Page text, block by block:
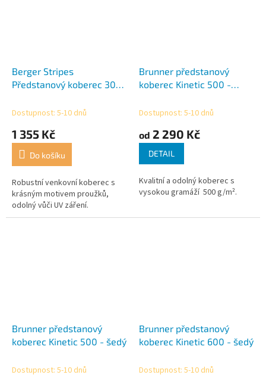
Berger Stripes
Předstanový koberec 300
Dostupnost: 5-10 dnů
1 355 Kč
Do košíku
Robustní venkovní koberec s
krásným motivem proužků,
odolný vůči UV záření.
Brunner předstanový
koberec Kinetic 500 -
Dostupnost: 5-10 dnů
od 2 290 Kč
DETAIL
Kvalitní a odolný koberec s
vysokou gramáží 500 g/m².
Brunner předstanový
koberec Kinetic 500 - šedý
Dostupnost: 5-10 dnů
Brunner předstanový
koberec Kinetic 600 - šedý
Dostupnost: 5-10 dnů